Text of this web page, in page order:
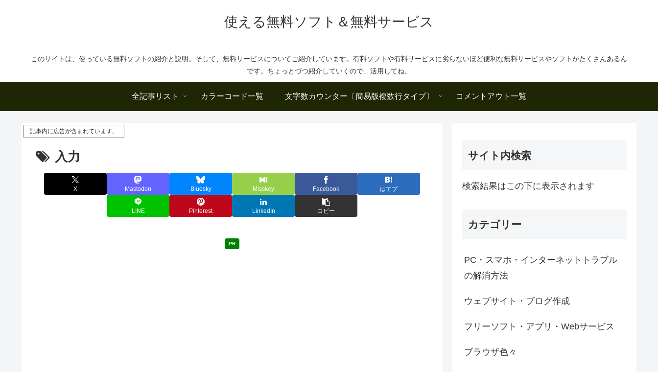
使える無料ソフト＆無料サービス
このサイトは、使っている無料ソフトの紹介と説明。そして、無料サービスについてご紹介しています。有料ソフトや有料サービスに劣らないほど便利な無料サービスやソフトがたくさんあるん
です。ちょっとづつ紹介していくので、活用してね。
全記事リスト カラーコード一覧 文字数カウンター〔簡易版複数行タイプ〕 コメントアウト一覧
記事内に広告が含まれています。
入力
X Mastodon Bluesky Misskey Facebook はてブ
LINE Pinterest LinkedIn コピー
PR
サイト内検索
検索結果はこの下に表示されます
カテゴリー
PC・スマホ・インターネットトラブル
の解消方法
ウェブサイト・ブログ作成
フリーソフト・アプリ・Webサービス
ブラウザ色々